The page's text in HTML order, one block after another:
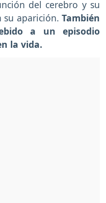
del cerebro y su
aparición. También
a un episodio
la vida.